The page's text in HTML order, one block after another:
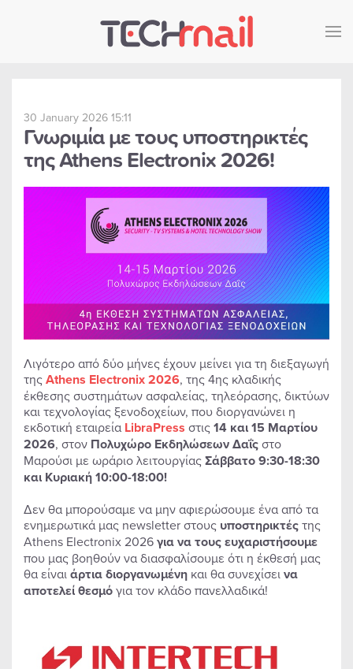
Skip to main content
30 January 2026 15:11
Γνωριμία με τους υποστηρικτές
της Athens Electronix 2026!
Λιγότερο από δύο μήνες έχουν μείνει για τη διεξαγωγή
τηςAthens Electronix 2026, της 4ης κλαδικής
έκθεσης συστημάτων ασφαλείας, τηλεόρασης, δικτύων
και τεχνολογίας ξενοδοχείων, που διοργανώνει η
εκδοτική εταιρεία LibraPress στις14 και 15 Μαρτίου
2026, στον Πολυχώρο Εκδηλώσεων Δαΐςστο
Μαρούσι με ωράριο λειτουργίαςΣάββατο 9:30-18:30
και Κυριακή 10:00-18:00!
Δεν θα μπορούσαμε να μην αφιερώσουμε ένα από τα
ενημερωτικά μας newsletter στους υποστηρικτέςτης
Athens Electronix 2026για να τους ευχαριστήσουμε
που μας βοηθούν να διασφαλίσουμε ότι η έκθεσή μας
θα είναιάρτια διοργανωμένη και θα συνεχίσεινα
αποτελεί θεσμόγια τον κλάδο πανελλαδικά!